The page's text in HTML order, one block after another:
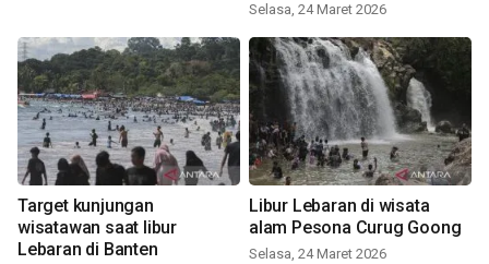
Selasa, 24 Maret 2026
Target kunjungan
wisatawan saat libur
Lebaran di Banten
Libur Lebaran di wisata
alam Pesona Curug Goong
Selasa, 24 Maret 2026